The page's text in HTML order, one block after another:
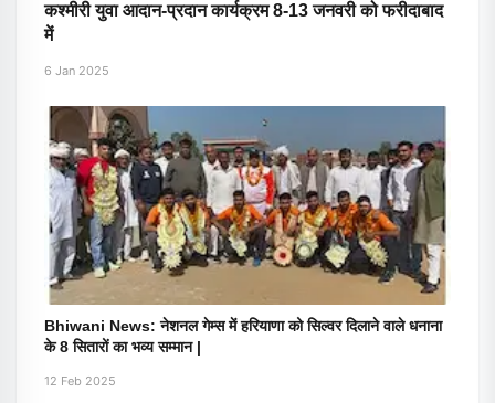
कश्मीरी युवा आदान-प्रदान कार्यक्रम 8-13 जनवरी को फरीदाबाद
में
6 Jan 2025
Bhiwani News: नेशनल गेम्स में हरियाणा को सिल्वर दिलाने वाले धनाना
के 8 सितारों का भव्य सम्मान |
12 Feb 2025